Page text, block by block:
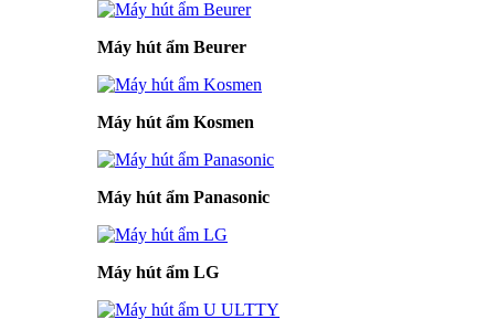
Máy hút ẩm Beurer
Máy hút ẩm Kosmen
Máy hút ẩm Panasonic
Máy hút ẩm LG